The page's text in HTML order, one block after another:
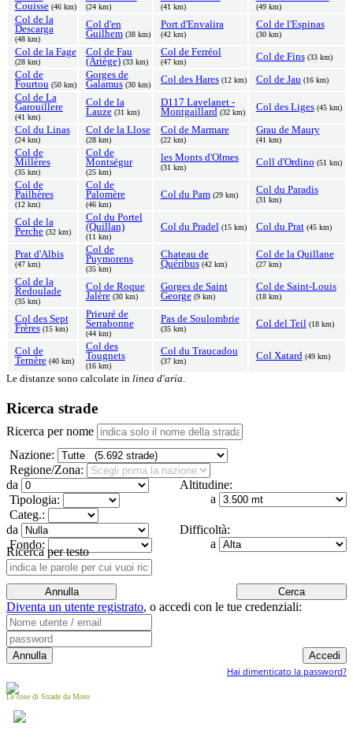
Couisse (46 km) (24 km) (41 km) (49 km)
Col de la
Descarga
(48 km)
Col d'en
Guilhem (38 km)
Port d'Envalira
(42 km)
Col de l'Espinas
(30 km)
Col de la Fage
(28 km)
Col de Fau
(Ariège) (33 km)
Col de Ferréol
(47 km) Col de Fins (33 km)
Col de
Fourtou (50 km)
Gorges de
Galamus (30 km) Col des Hares (12 km) Col de Jau (16 km)
Col de La
Garouillere
(41 km)
Col de la
Lauze (31 km)
D117 Lavelanet -
Montgaillard (32 km) Col des Liges (45 km)
Col du Linas
(24 km)
Col de la Llose
(28 km)
Col de Marmare
(22 km)
Grau de Maury
(41 km)
Col de
Millères
(35 km)
Col de
Montségur
(25 km)
les Monts d'Olmes
(31 km) Coll d'Ordino (51 km)
Col de
Pailhères
(12 km)
Col de
Palomère
(46 km)
Col du Pam (29 km) Col du Paradis
(31 km)
Col de la
Perche (32 km)
Col du Portel
(Quillan)
(11 km)
Col du Pradel (15 km) Col du Prat (45 km)
Prat d'Albis
(47 km)
Col de
Puymorens
(35 km)
Chateau de
Quéribus (42 km)
Col de la Quillane
(27 km)
Col de la
Redoulade
(35 km)
Col de Roque
Jalère (30 km)
Gorges de Saint
George (9 km)
Col de Saint-Louis
(18 km)
Col des Sept
Frères (15 km)
Prieuré de
Serrabonne
(44 km)
Pas de Soulombrie
(35 km) Col del Teil (18 km)
Col de
Ternère (40 km)
Col des
Tougnets
(16 km)
Col du Traucadou
(37 km) Col Xatard (49 km)
Le distanze sono calcolate in linea d'aria.
Ricerca strade
Ricerca per nome
Nazione:
Regione/Zona:
Altitudine:
da
a
Tipologia:
Categ.:
Difficoltà:
da
a
Fondo:
Ricerca per testo
Diventa un utente registrato, o accedi con le tue credenziali:
Hai dimenticato la password?
Le cose di Strade da Moto